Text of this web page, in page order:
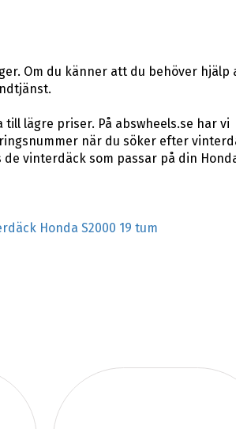
Om du känner att du behöver hjälp
lägre priser. På abswheels.se har vi
när du söker efter
vinterdäck som passar på din
Honda S2000 19 tum